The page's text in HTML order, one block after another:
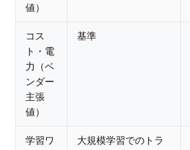
値）
コス
ト・電
力（ベ
ンダー
主張
値）
基準
学習ワ
大規模学習でのトラ